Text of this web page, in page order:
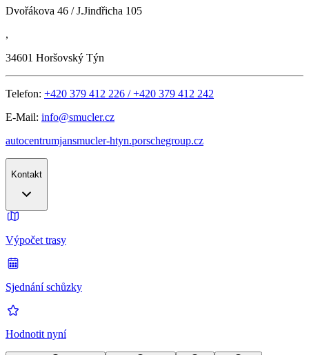
Dvořákova 46 / J.Jindřicha 105
,
34601 Horšovský Týn
Telefon: +420 379 412 226 / +420 379 412 242
E-Mail: info@smucler.cz
autocentrumjansmucler-htyn.porschegroup.cz
Kontakt
Výpočet trasy
Sjednání schůzky
Hodnotit nyní